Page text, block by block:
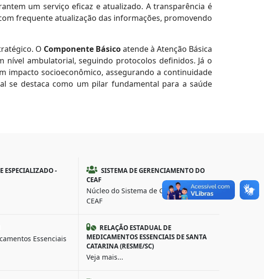
um serviço eficaz e atualizado. A transparência é
frequente atualização das informações, promovendo
O Componente Básicoatende à Atenção Básica
nível ambulatorial, seguindo protocolos definidos. Já o
impacto socioeconômico, assegurando a continuidade
se destaca como um pilar fundamental para a saúde
ESPECIALIZADO -
SISTEMA DE GERENCIAMENTO DO
CEAF
Núcleo do Sistema de Gerenciamento
CEAF
Essenciais
RELAÇÃO ESTADUAL DE
MEDICAMENTOS ESSENCIAIS DE SANTA
CATARINA (RESME/SC)
Veja mais...